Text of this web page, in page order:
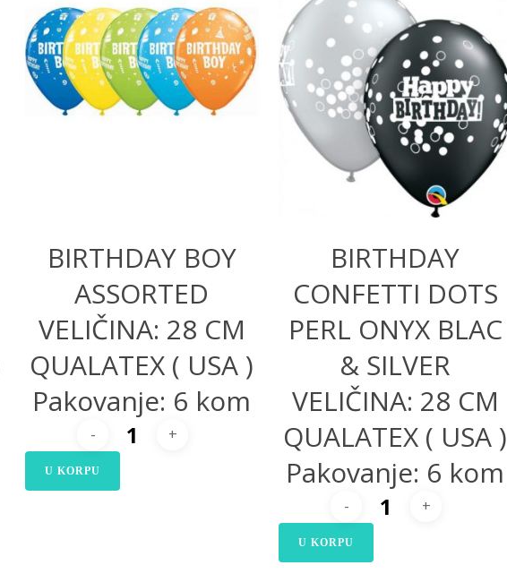
360,00RSD
BIRTHDAY BOY
ASSORTED
VELIČINA: 28 CM
QUALATEX ( USA )
Pakovanje: 6 kom
U KORPU
360,00RSD
BIRTHDAY
CONFETTI DOTS
PERL ONYX BLAC
& SILVER
VELIČINA: 28 CM
QUALATEX ( USA )
Pakovanje: 6 kom
U KORPU